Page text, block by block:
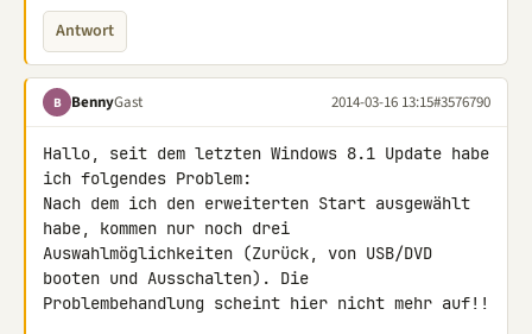
Antwort
B BennyGast 2014-03-16 13:15#3576790
Hallo, seit dem letzten Windows 8.1 Update habe
ich folgendes Problem:
Nach dem ich den erweiterten Start ausgewählt
habe, kommen nur noch drei
Auswahlmöglichkeiten (Zurück, von USB/DVD
booten und Ausschalten). Die
Problembehandlung scheint hier nicht mehr auf!!